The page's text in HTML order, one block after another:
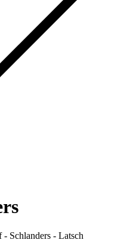
Schlanders - Latsch